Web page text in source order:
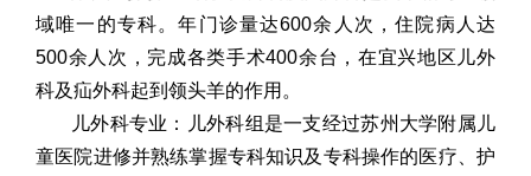
域唯一的专科。年门诊量达600余人次，住院病人达
500余人次，完成各类手术400余台，在宜兴地区儿外
科及疝外科起到领头羊的作用。
儿外科专业：儿外科组是一支经过苏州大学附属儿
童医院进修并熟练掌握专科知识及专科操作的医疗、护